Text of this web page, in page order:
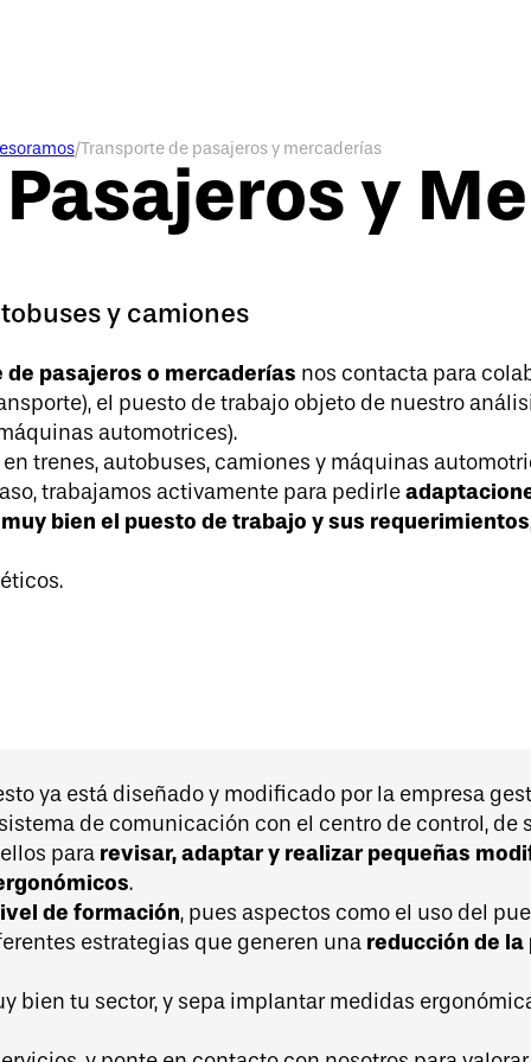
/Transporte de pasajeros y mercaderías
y
y camiones
pasajeros o mercaderías nos contacta para
el puesto de trabajo objeto de nuestro
automotrices).
en trenes, autobuses, camiones y máquinas
trabajamos activamente para pedirle
bien el puesto de trabajo y sus requerimientos
ya está diseñado y modificado por la empresa
de comunicación con el centro de control,
para revisar, adaptar y realizar pequeñas
.
de formación, pues aspectos como el uso del
estrategias que generen una reducción de
bien tu sector, y sepa implantar medidas